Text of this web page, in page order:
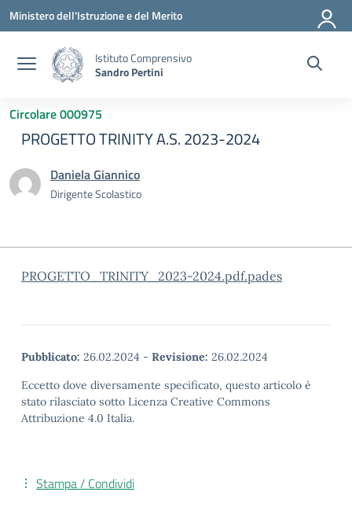
Vai ai contenuti
Vai al menu di navigazione
Vai al footer
Ministero dell'Istruzione e del Merito
Istituto Comprensivo
Sandro Pertini
Circolare 000975
PROGETTO TRINITY A.S. 2023-2024
Daniela Giannico
Dirigente Scolastico
PROGETTO_TRINITY_2023-2024.pdf.pades
Pubblicato: 26.02.2024 - Revisione: 26.02.2024
Eccetto dove diversamente specificato, questo articolo è
stato rilasciato sotto Licenza Creative Commons
Attribuzione 4.0 Italia.
Stampa / Condividi